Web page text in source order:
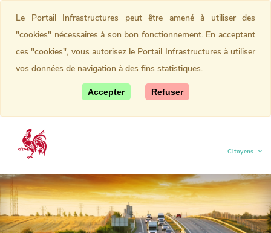
Citoyens
(current)
Le Portail Infrastructures peut être amené à utiliser des
"cookies" nécessaires à son bon fonctionnement. En acceptant
ces "cookies", vous autorisez le Portail Infrastructures à utiliser
vos données de navigation à des fins statistiques.
Accepter Refuser